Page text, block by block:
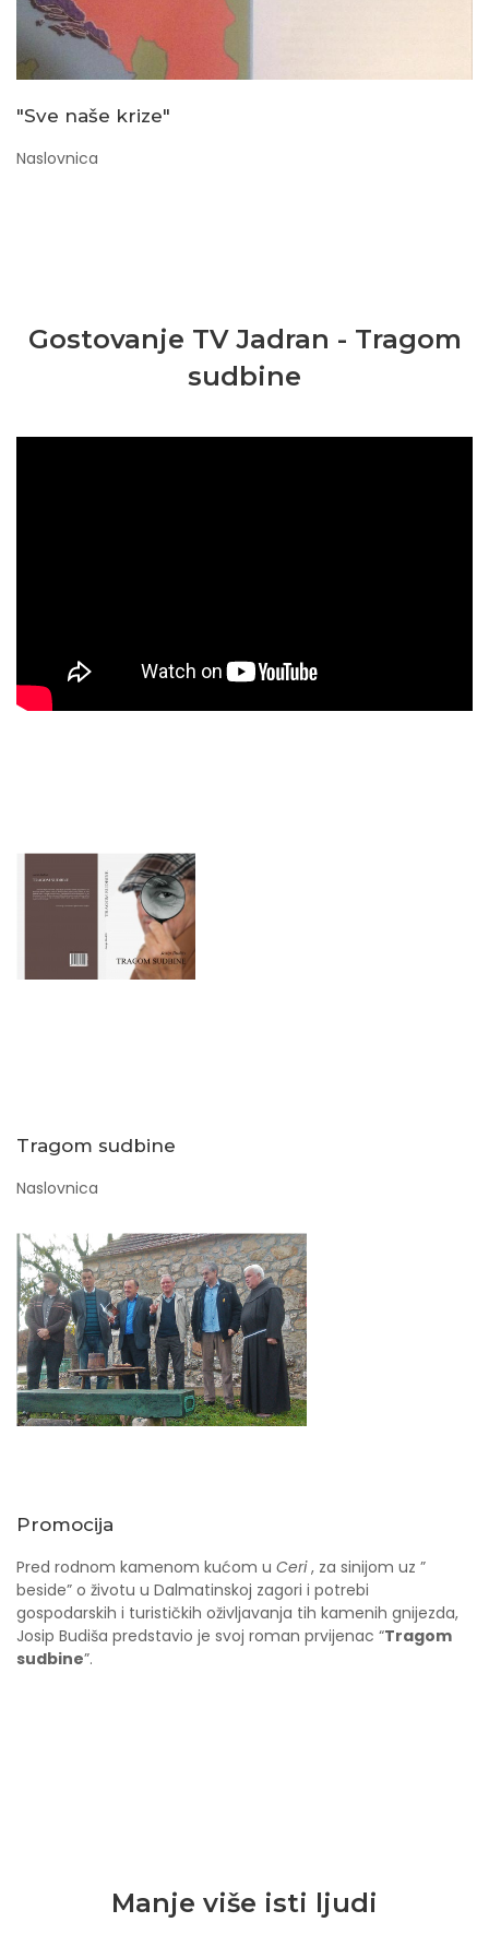
"Sve naše krize"
Naslovnica
Gostovanje TV Jadran - Tragom
sudbine
Tragom sudbine
Naslovnica
Promocija
Pred rodnom kamenom kućom u Ceri, za sinijom uz ”
beside” o životu u Dalmatinskoj zagori i potrebi
gospodarskih i turističkih oživljavanja tih kamenih gnijezda,
Josip Budiša predstavio je svoj roman prvijenac “Tragom
sudbine”.
Manje više isti ljudi